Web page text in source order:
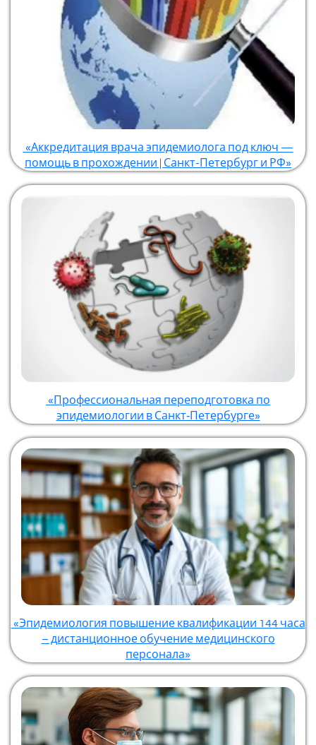
«Аккредитация врача эпидемиолога под ключ —
помощь в прохождении | Санкт-Петербург и РФ»
«Профессиональная переподготовка по
эпидемиологии в Санкт‑Петербурге»
«Эпидемиология повышение квалификации 144 часа
– дистанционное обучение медицинского
персонала»